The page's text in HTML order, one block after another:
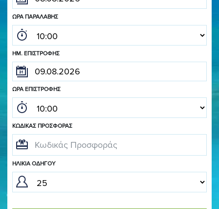
ΏΡΑ ΠΑΡΑΛΑΒΉΣ
ΗΜ. ΕΠΙΣΤΡΟΦΉΣ
ΏΡΑ ΕΠΙΣΤΡΟΦΉΣ
ΚΩΔΙΚΆΣ ΠΡΟΣΦΟΡΆΣ
ΗΛΙΚΊΑ ΟΔΗΓΟΎ